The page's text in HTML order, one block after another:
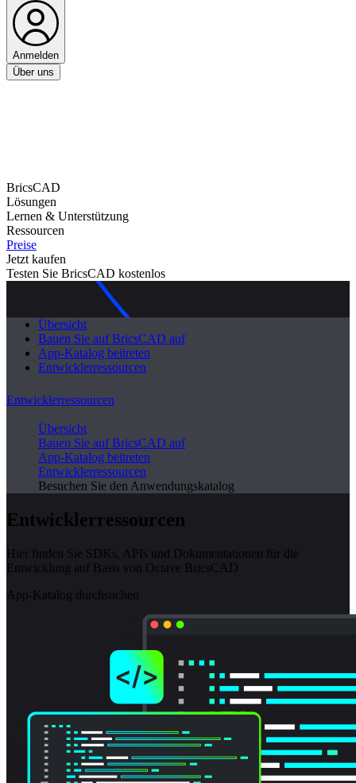
Anmelden
Über uns
BricsCAD
Lösungen
Lernen & Unterstützung
Ressourcen
Preise
Jetzt kaufen
Testen Sie BricsCAD kostenlos
Übersicht
Bauen Sie auf BricsCAD auf
App-Katalog beitreten
Entwicklerressourcen
Entwicklerressourcen
Übersicht
Bauen Sie auf BricsCAD auf
App-Katalog beitreten
Entwicklerressourcen
Besuchen Sie den Anwendungskatalog
Entwicklerressourcen
Hier finden Sie SDKs, APIs und Dokumentationen für die
Entwicklung auf Basis von Octave BricsCAD
App-Katalog durchsuchen